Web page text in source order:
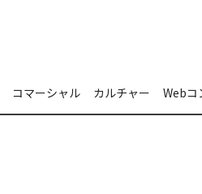
コマーシャル カルチャー Webコ